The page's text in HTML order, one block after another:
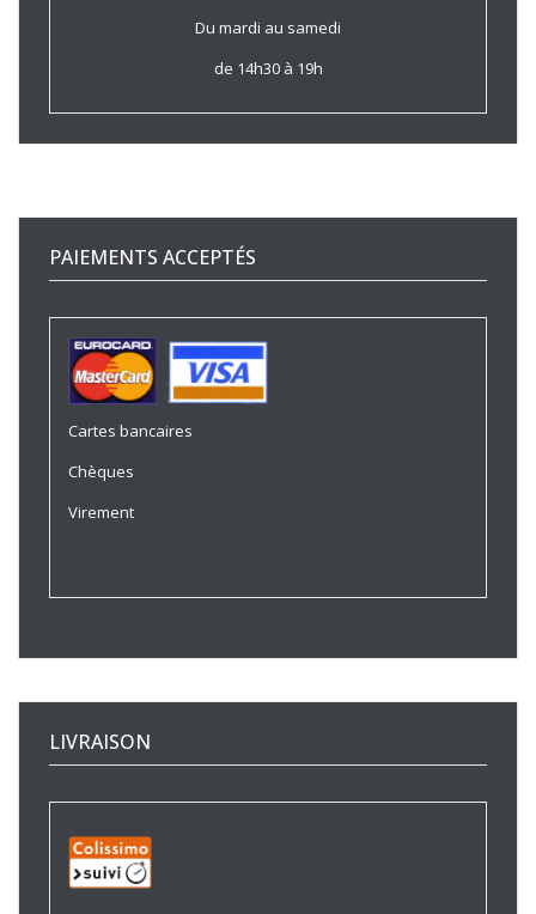
Du mardi au samedi
de 14h30 à 19h
PAIEMENTS ACCEPTÉS
Cartes bancaires
Chèques
Virement
LIVRAISON